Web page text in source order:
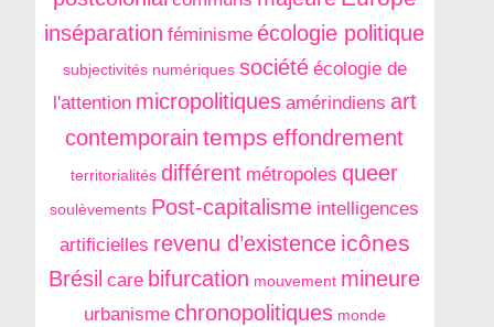
inséparation féminisme écologie politique
subjectivités numériques société écologie de
l'attention micropolitiques amérindiens art
contemporain temps effondrement
territorialités différent métropoles queer
soulèvements Post-capitalisme intelligences
artificielles revenu d’existence icônes
Brésil care bifurcation mouvement mineure
urbanisme chronopolitiques monde